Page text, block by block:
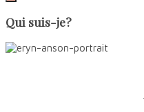
Qui suis-je?